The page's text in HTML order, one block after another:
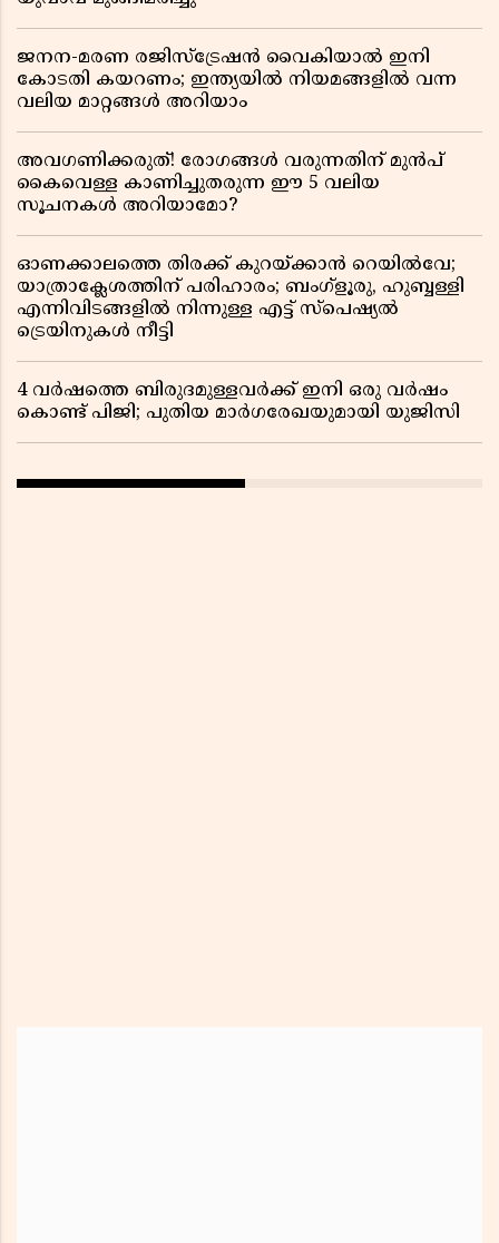
ജനന-മരണ രജിസ്ട്രേഷൻ വൈകിയാൽ ഇനി
കോടതി കയറണം; ഇന്ത്യയിൽ നിയമങ്ങളിൽ വന്ന
വലിയ മാറ്റങ്ങൾ അറിയാം
അവഗണിക്കരുത്! രോഗങ്ങൾ വരുന്നതിന് മുൻപ്
കൈവെള്ള കാണിച്ചുതരുന്ന ഈ 5 വലിയ
സൂചനകൾ അറിയാമോ?
ഓണക്കാലത്തെ തിരക്ക് കുറയ്ക്കാൻ റെയിൽവേ;
യാത്രാക്ലേശത്തിന് പരിഹാരം; ബംഗ്ളൂരു, ഹുബ്ബള്ളി
എന്നിവിടങ്ങളിൽ നിന്നുള്ള എട്ട് സ്പെഷ്യൽ
ട്രെയിനുകൾ നീട്ടി
4 വർഷത്തെ ബിരുദമുള്ളവർക്ക് ഇനി ഒരു വർഷം
കൊണ്ട് പിജി; പുതിയ മാർഗരേഖയുമായി യുജിസി